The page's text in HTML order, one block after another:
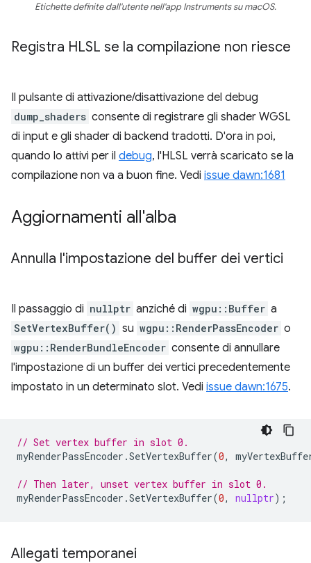
Etichette definite dall'utente nell'app Instruments su macOS.
Registra HLSL se la compilazione non riesce
Il pulsante di attivazione/disattivazione del debug
dump_shaders consente di registrare gli shader WGSL
di input e gli shader di backend tradotti. D'ora in poi,
quando lo attivi per il debug, l'HLSL verrà scaricato se la
compilazione non va a buon fine. Vedi issue dawn:1681
Aggiornamenti all'alba
Annulla l'impostazione del buffer dei vertici
Il passaggio di nullptr anziché di wgpu::Buffer a
SetVertexBuffer() su wgpu::RenderPassEncoder o
wgpu::RenderBundleEncoder consente di annullare
l'impostazione di un buffer dei vertici precedentemente
impostato in un determinato slot. Vedi issue dawn:1675.
// Set vertex buffer in slot 0.
myRenderPassEncoder .SetVertexBuffer(0,
// Then later, unset vertex buffer in slot 0.
myRenderPassEncoder .SetVertexBuffer(0, nullptr);
Allegati temporanei